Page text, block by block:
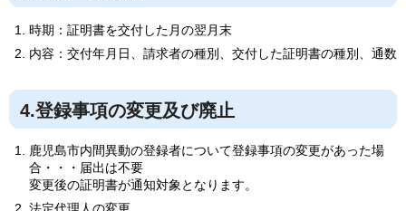
時期：証明書を交付した月の翌月末
内容：交付年月日、請求者の種別、交付した証明書の種別、通数
4.登録事項の変更及び廃止
鹿児島市内間異動の登録者について登録事項の変更があった場
合・・・届出は不要
変更後の証明書が通知対象となります。